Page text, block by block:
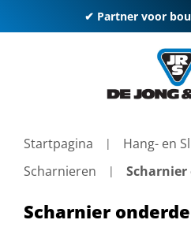
✔ Partner voor
Startpagina
Hang- en
Scharnieren
Scharnier
Scharnier